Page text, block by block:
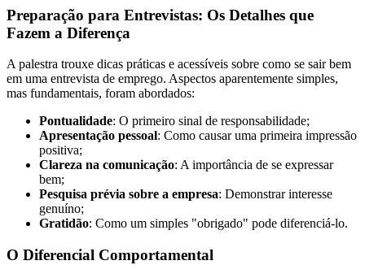
Preparação para Entrevistas: Os Detalhes que
Fazem a Diferença
A palestra trouxe dicas práticas e acessíveis sobre como se sair bem
em uma entrevista de emprego. Aspectos aparentemente simples,
mas fundamentais, foram abordados:
Pontualidade: O primeiro sinal de responsabilidade;
Apresentação pessoal: Como causar uma primeira impressão
positiva;
Clareza na comunicação: A importância de se expressar
bem;
Pesquisa prévia sobre a empresa: Demonstrar interesse
genuíno;
Gratidão: Como um simples "obrigado" pode diferenciá-lo.
O Diferencial Comportamental